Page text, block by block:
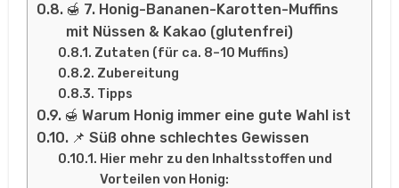
🍯 7. Honig-Bananen-Karotten-Muffins
mit Nüssen & Kakao (glutenfrei)
Zutaten (für ca. 8–10 Muffins)
Zubereitung
Tipps
🍯 Warum Honig immer eine gute Wahl ist
📌 Süß ohne schlechtes Gewissen
Hier mehr zu den Inhaltsstoffen und
Vorteilen von Honig: